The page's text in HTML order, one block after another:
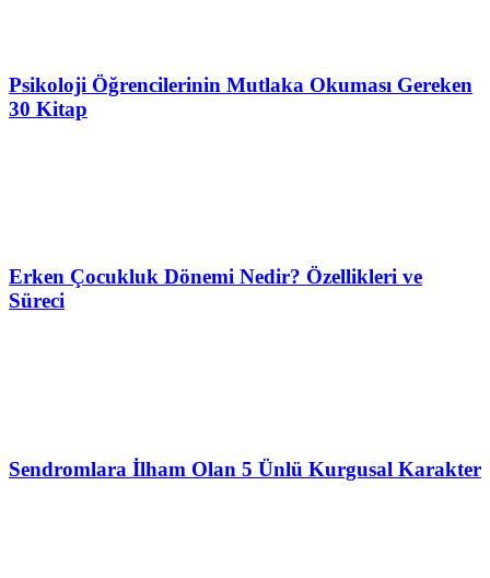
Psikoloji Öğrencilerinin Mutlaka Okuması Gereken
30 Kitap
Erken Çocukluk Dönemi Nedir? Özellikleri ve
Süreci
Sendromlara İlham Olan 5 Ünlü Kurgusal Karakter